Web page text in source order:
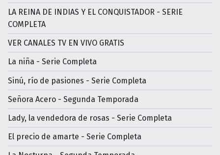
LA REINA DE INDIAS Y EL CONQUISTADOR - SERIE
COMPLETA
VER CANALES TV EN VIVO GRATIS
La niña - Serie Completa
Sinú, río de pasiones - Serie Completa
Señora Acero - Segunda Temporada
Lady, la vendedora de rosas - Serie Completa
El precio de amarte - Serie Completa